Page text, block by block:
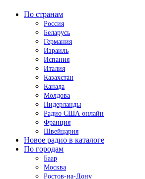
По странам
Россия
Беларусь
Германия
Израиль
Испания
Италия
Казахстан
Канада
Молдова
Нидерланды
Радио США онлайн
Франция
Швейцария
Новое радио в каталоге
По городам
Баар
Москва
Ростов-на-Дону